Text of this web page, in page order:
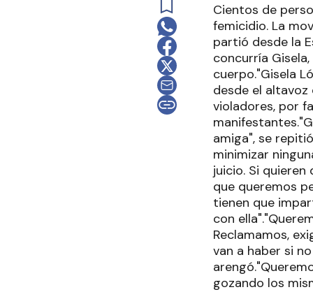
Cientos de
femicidio. La
partió desde la
concurría
cuerpo."Gisela
desde el altavoz
violadores, por
amiga", se
minimizar
juicio. Si
que queremos
tienen que
con
Reclamamos,
van a haber si
gozando los